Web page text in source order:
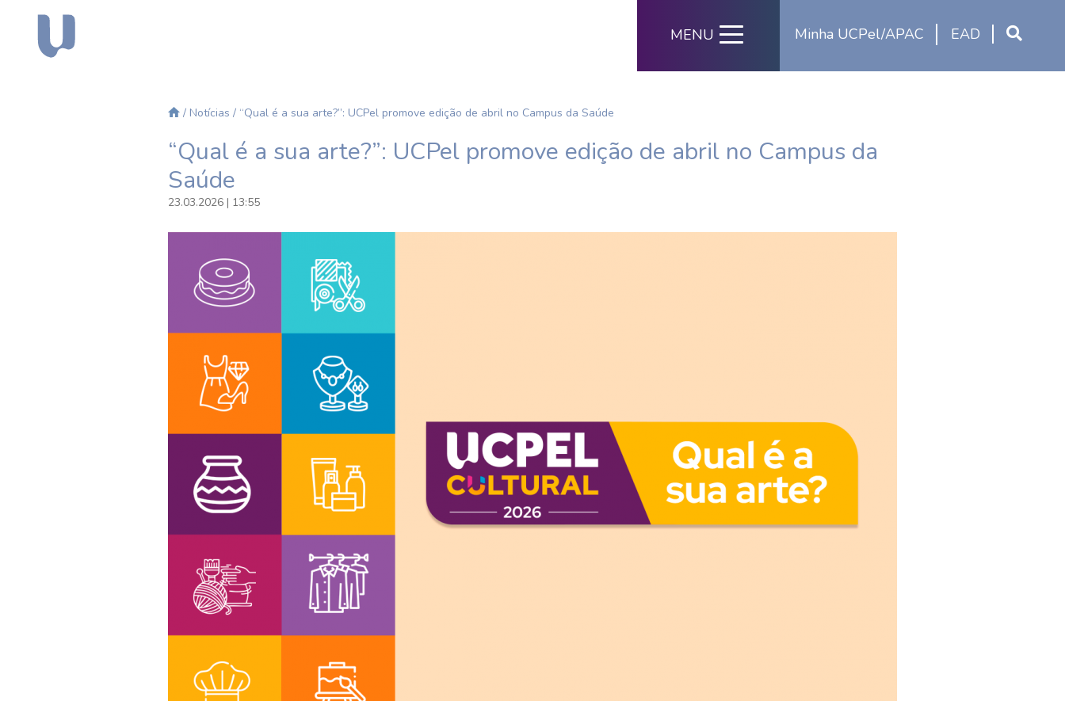
Minha UCPel/APAC EAD
MENU
/ Notícias / “Qual é a sua arte?”: UCPel promove edição de abril no Campus da Saúde
“Qual é a sua arte?”: UCPel promove edição de abril no Campus da
Saúde
23.03.2026 | 13:55